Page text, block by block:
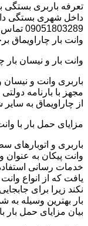
تعرفه باربری بستگی
داخل شهری بستگی
وانت بار چاراویماق
وانت بار و نیسان
باربری وانت و نیسان
مجهز با بارنامه
از چاراویماق به
مزایای حمل بار با
باربری و اتوبارهای
وانت پیکان به
خدمات رسانی
یافت که از انواع
نکند زیرا برای
بار بهترین وسیله
بیان مزایای حمل بار